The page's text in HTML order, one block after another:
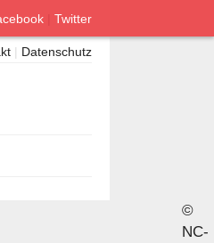
©
NC-
Twitter
| Datenschutz